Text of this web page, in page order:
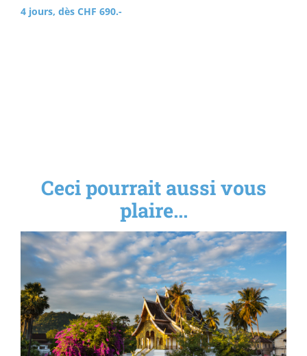
4 jours, dès CHF 690.-
Ceci pourrait aussi vous
plaire...